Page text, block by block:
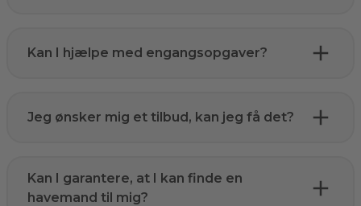
Kan I hjælpe med engangsopgaver?
Jeg ønsker mig et tilbud, kan jeg få det?
Kan I garantere, at I kan finde en
havemand til mig?